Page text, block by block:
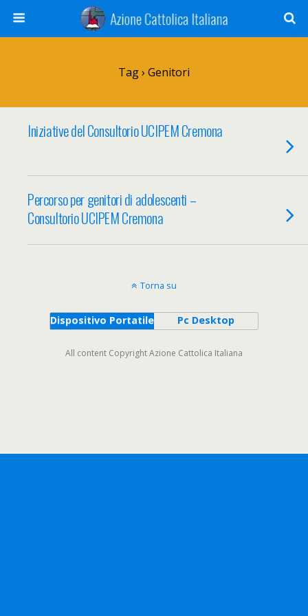
Tag › Genitori
Iniziative del Consultorio UCIPEM Cremona
Percorso per genitori di adolescenti –
Consultorio UCIPEM Cremona
Torna su
Dispositivo Portatile Pc Desktop
All content Copyright Azione Cattolica Italiana